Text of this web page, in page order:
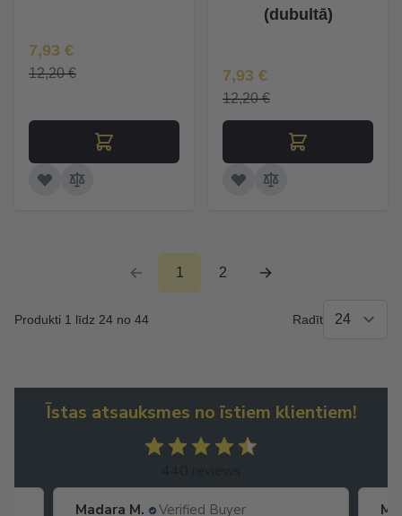
Īpaša Cena
7,93 €
12,20 €
(dubultā)
Īpaša Cena
7,93 €
12,20 €
1 2
Produkti 1 līdz 24 no 44 Radīt
Īstas atsauksmes no īstiem klientiem!
Madara M. Verified Buyer